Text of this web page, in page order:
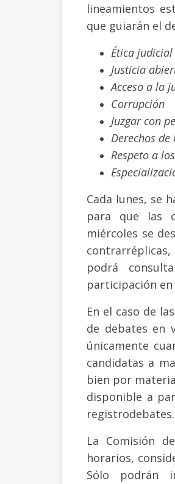
lineamientos
que guiarán el
Ética judicial
Justicia
Acceso a la
Corrupción
Juzgar con
Derechos
Respeto a
Cada lunes, se
para que las
miércoles se
contrarréplicas,
podrá
participación en
En el caso de
de debates en
únicamente
candidatas a
bien por
disponible a
La Comisión
horarios,
Sólo podrán